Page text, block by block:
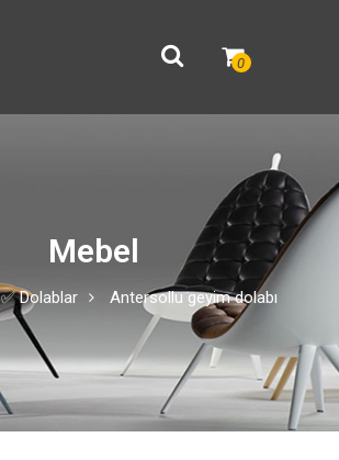
0
Mebel
✅ Dolablar Antersollu geyim dolabı